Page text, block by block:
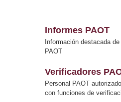
Informes PAOT
Información destacada
PAOT
Verificadores
Personal PAOT autorizado
con funciones de